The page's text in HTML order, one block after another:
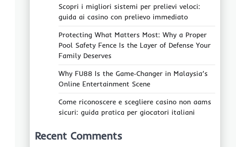
Scopri i migliori sistemi per prelievi veloci:
guida ai casino con prelievo immediato
Protecting What Matters Most: Why a Proper
Pool Safety Fence Is the Layer of Defense Your
Family Deserves
Why FU88 Is the Game‑Changer in Malaysia’s
Online Entertainment Scene
Come riconoscere e scegliere casino non aams
sicuri: guida pratica per giocatori italiani
Recent Comments